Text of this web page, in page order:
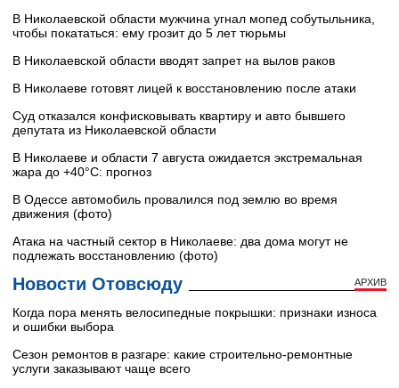
В Николаевской области мужчина угнал мопед собутыльника,
чтобы покататься: ему грозит до 5 лет тюрьмы
В Николаевской области вводят запрет на вылов раков
В Николаеве готовят лицей к восстановлению после атаки
Суд отказался конфисковывать квартиру и авто бывшего
депутата из Николаевской области
В Николаеве и области 7 августа ожидается экстремальная
жара до +40°C: прогноз
В Одессе автомобиль провалился под землю во время
движения (фото)
Атака на частный сектор в Николаеве: два дома могут не
подлежать восстановлению (фото)
Новости Отовсюду АРХИВ
Когда пора менять велосипедные покрышки: признаки износа
и ошибки выбора
Сезон ремонтов в разгаре: какие строительно-ремонтные
услуги заказывают чаще всего